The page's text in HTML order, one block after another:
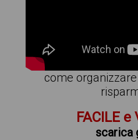
come
FACILE e
scarica